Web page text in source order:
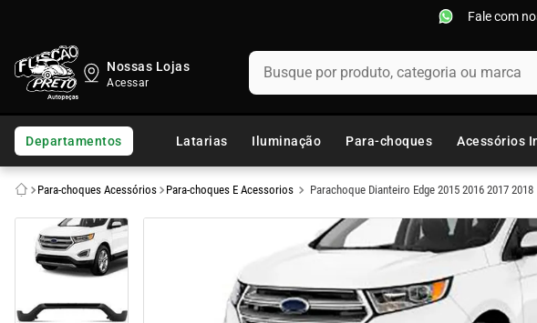
Fale com
Nossas Lojas Busque por produto, categoria ou marca
Departamentos Latarias Iluminação Para-choques Acessórios
Para-choques Acessórios Para-choques E Acessorios Parachoque Dianteiro Edge 2015 2016 2017 2018
TERMOS MAIS BUSCADOS
1º
fusca
2º
capo
calha chuva